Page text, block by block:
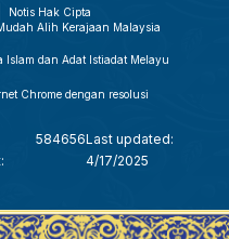
Notis Hak Cipta
Alih Kerajaan Malaysia
dan Adat Istiadat Melayu
Chrome dengan resolusi
584656Last updated:
4/17/2025